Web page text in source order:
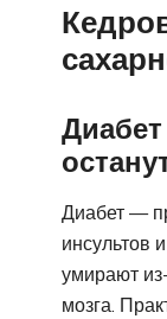
Диабет —
инсультов
умирают
мозга.